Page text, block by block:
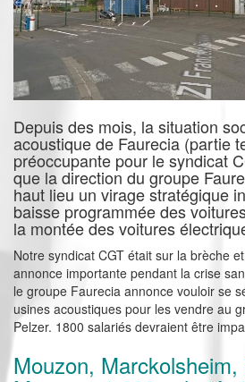
Depuis des mois, la situation
acoustique de Faurecia (partie
préoccupante pour le syndicat
que la direction du groupe
haut lieu un virage stratégique
baisse programmée des
la montée des voitures
Notre syndicat CGT était sur la brèche
annonce importante pendant la crise
le groupe Faurecia annonce vouloir se
usines acoustiques pour les vendre au
Pelzer. 1800 salariés devraient être
Mouzon,